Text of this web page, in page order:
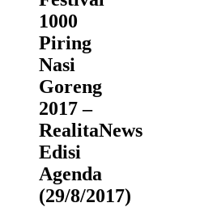
1000
Piring
Nasi
Goreng
2017 –
RealitaNews
Edisi
Agenda
(29/8/2017)